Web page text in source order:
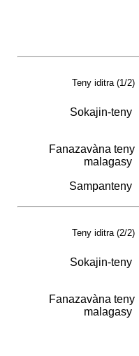
Teny iditra (1/2)
Sokajin-teny
Fanazavàna teny
malagasy
Sampanteny
Teny iditra (2/2)
Sokajin-teny
Fanazavàna teny
malagasy